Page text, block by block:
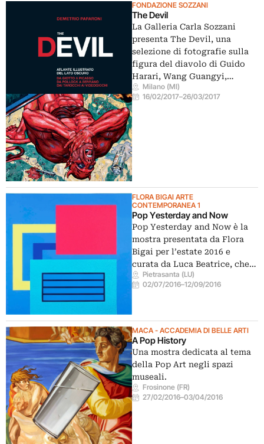
FONDAZIONE SOZZANI
The Devil
La Galleria Carla Sozzani
presenta The Devil, una
selezione di fotografie sulla
figura del diavolo di Guido
Harari, Wang Guangyi,…
Milano (MI)
16/02/2017–26/03/2017
FLORA BIGAI ARTE
CONTEMPORANEA 1
Pop Yesterday and Now
Pop Yesterday and Now è la
mostra presentata da Flora
Bigai per l’estate 2016 e
curata da Luca Beatrice, che…
Pietrasanta (LU)
02/07/2016–12/09/2016
MACA - ACCADEMIA DI BELLE ARTI
A Pop History
Una mostra dedicata al tema
della Pop Art negli spazi
museali.
Frosinone (FR)
27/02/2016–03/04/2016